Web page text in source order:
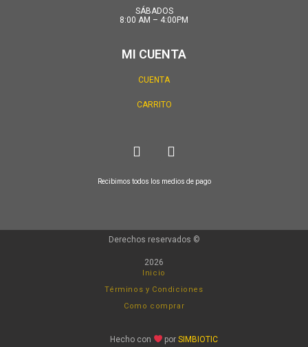
SÁBADOS
8:00 AM – 4:00PM
MI CUENTA
CUENTA
CARRITO
Recibimos todos los medios de pago
Derechos reservados ©
2026
Inicio
Términos y Condiciones
Como comprar
Hecho con porSIMBIOTIC